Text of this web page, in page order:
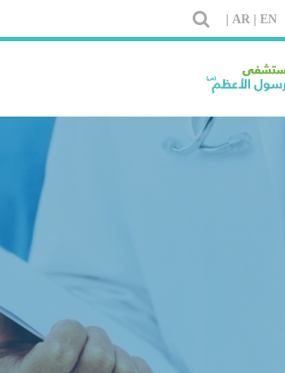
AR | EN |